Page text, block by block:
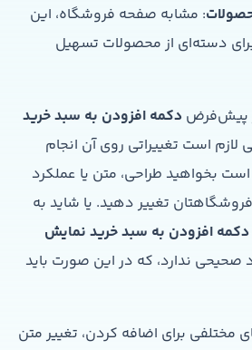
: مشابه صفحه فروشگاه، این
دسته‌ای از محصولات تسهیل
پیش‌فرض دکمه افزودن به سبد خرید
لازم است تغییراتی روی آن انجام
بخواهید طراحی، متن یا عملکرد
تغییر دهید. یا شاید به
دکمه افزودن به سبد خرید نمایش
صحیحی ندارد، که در این صورت باید
مختلفی برای اضافه کردن، تغییر متن